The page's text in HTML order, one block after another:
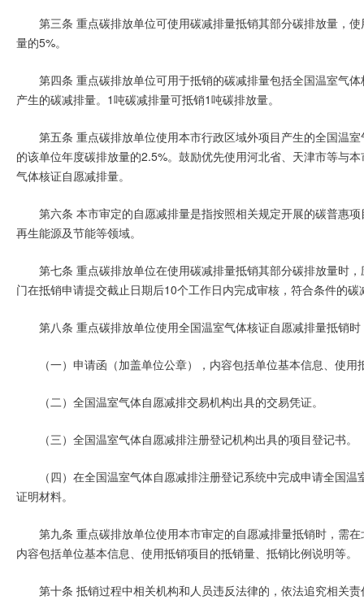
第三条 重点碳排放单位可使用碳减排量抵销其部分碳排放量，
量的5%。
第四条 重点碳排放单位可用于抵销的碳减排量包括全国温室气
产生的碳减排量。1吨碳减排量可抵销1吨碳排放量。
第五条 重点碳排放单位使用本市行政区域外项目产生的全国温
的该单位年度碳排放量的2.5%。鼓励优先使用河北省、天津市等与
气体核证自愿减排量。
第六条 本市审定的自愿减排量是指按照相关规定开展的碳普惠
再生能源及节能等领域。
第七条 重点碳排放单位在使用碳减排量抵销其部分碳排放量时
门在抵销申请提交截止日期后10个工作日内完成审核，符合条件的
第八条 重点碳排放单位使用全国温室气体核证自愿减排量抵销
（一）申请函（加盖单位公章），内容包括单位基本信息、使
（二）全国温室气体自愿减排交易机构出具的交易凭证。
（三）全国温室气体自愿减排注册登记机构出具的项目登记书。
（四）在全国温室气体自愿减排注册登记系统中完成申请全国
证明材料。
第九条 重点碳排放单位使用本市审定的自愿减排量抵销时，需
内容包括单位基本信息、使用抵销项目的抵销量、抵销比例说明等。
第十条 抵销过程中相关机构和人员违反法律的，依法追究相关责